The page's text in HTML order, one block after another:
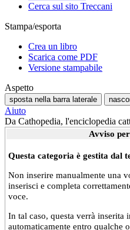
Cerca sul sito Treccani
Stampa/esporta
Crea un libro
Scarica come PDF
Versione stampabile
Aspetto
sposta nella barra laterale
Aiuto
Da Cathopedia, l'enciclopedia
Avviso
Questa categoria è gestita dal
Non inserire manualmente una
inserisci e completa
voce.
In tal caso, questa verrà inserita
automaticamente entro qualche